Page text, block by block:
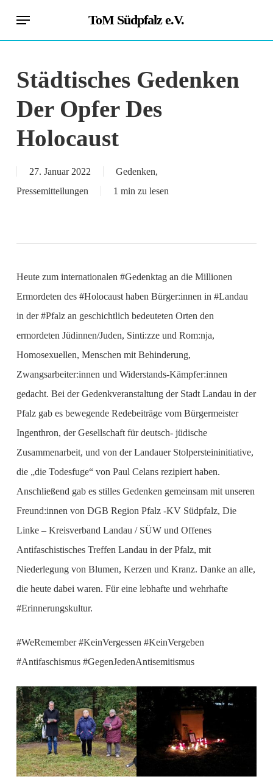
ToM Südpfalz e.V.
Menu
Städtisches Gedenken
Der Opfer Des
Holocaust
27. Januar 2022 Gedenken,
Pressemitteilungen
1 min zu lesen
Heute zum internationalen #Gedenktag an die Millionen
Ermordeten des #Holocaust haben Bürger:innen in #Landau
in der #Pfalz an geschichtlich bedeuteten Orten den
ermordeten Jüdinnen/Juden, Sinti:zze und Rom:nja,
Homosexuellen, Menschen mit Behinderung,
Zwangsarbeiter:innen und Widerstands-Kämpfer:innen
gedacht. Bei der Gedenkveranstaltung der Stadt Landau in der
Pfalz gab es bewegende Redebeiträge vom Bürgermeister
Ingenthron, der Gesellschaft für deutsch- jüdische
Zusammenarbeit, und von der Landauer Stolpersteininitiative,
die „die Todesfuge“ von Paul Celans rezipiert haben.
Anschließend gab es stilles Gedenken gemeinsam mit unseren
Freund:innen von DGB Region Pfalz -KV Südpfalz, Die
Linke – Kreisverband Landau / SÜW und Offenes
Antifaschistisches Treffen Landau in der Pfalz, mit
Niederlegung von Blumen, Kerzen und Kranz. Danke an alle,
die heute dabei waren. Für eine lebhafte und wehrhafte
#Erinnerungskultur.
#WeRemember #KeinVergessen #KeinVergeben
#Antifaschismus #GegenJedenAntisemitismus